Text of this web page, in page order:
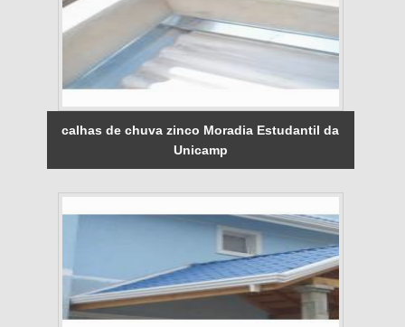
calhas de chuva zinco Moradia Estudantil da
Unicamp